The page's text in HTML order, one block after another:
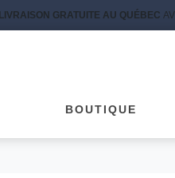
LIVRAISON GRATUITE AU QUÉBEC
BOUTIQUE